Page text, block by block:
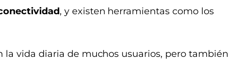
, y existen herramientas como los
la vida diaria de muchos usuarios, pero también